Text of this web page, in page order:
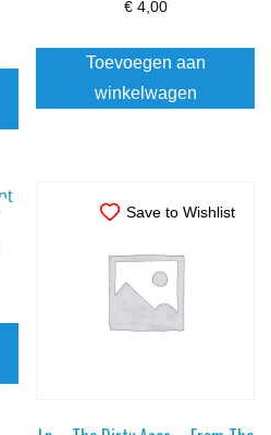
€4,00
Toevoegen aan
winkelwagen
Save to Wishlist